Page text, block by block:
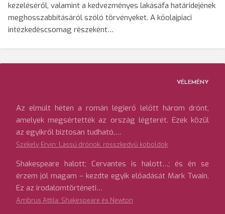
kezeléséről, valamint a kedvezményes lakásáfa határidejének
meghosszabbításáról szóló törvényeket. A kőolajpiaci
intézkedéscsomag részeként…
VÉLEMÉNY
Az elmúlt héten a román légierő lelőtt három drónt,
amelyek megsértették az ország légterét. Ezek közül
az egyikről biztosan tudható,…
Székely Ervin: Lassú drónok, rosszkedvű koboldok
Shakespeare halott; Cervantes is halott…; és én se
érzem jól magam – kezdte egyik előadását Mark Twain.
Ez az irodalomtörténeti…
Ambrus Attila: Shakespeare és Newton